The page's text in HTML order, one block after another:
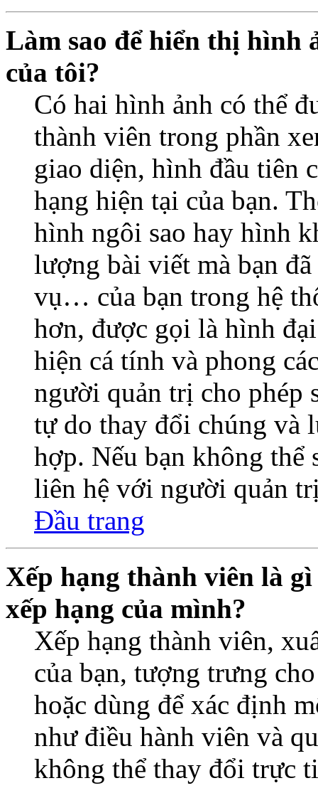
Làm sao để hiển thị hình
của tôi?
Có hai hình ảnh có thể
thành viên trong phần
giao diện, hình đầu tiên
hạng hiện tại của bạn.
hình ngôi sao hay hình
lượng bài viết mà bạn
vụ… của bạn trong hệ
hơn, được gọi là hình
hiện cá tính và phong
người quản trị cho phép
tự do thay đổi chúng và
hợp. Nếu bạn không thể
liên hệ với người quản
Đầu trang
Xếp hạng thành viên là
xếp hạng của mình?
Xếp hạng thành viên,
của bạn, tượng trưng
hoặc dùng để xác định
như điều hành viên và
không thể thay đổi trực